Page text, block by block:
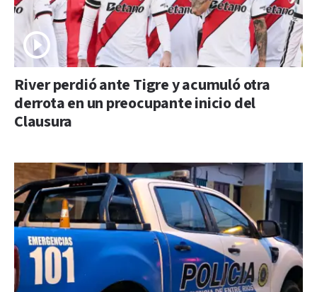
River perdió ante Tigre y acumuló otra
derrota en un preocupante inicio del
Clausura